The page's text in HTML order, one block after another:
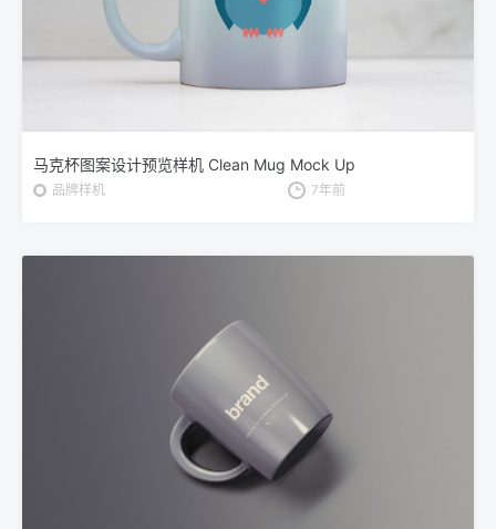
马克杯图案设计预览样机 Clean Mug Mock Up
品牌样机 7年前